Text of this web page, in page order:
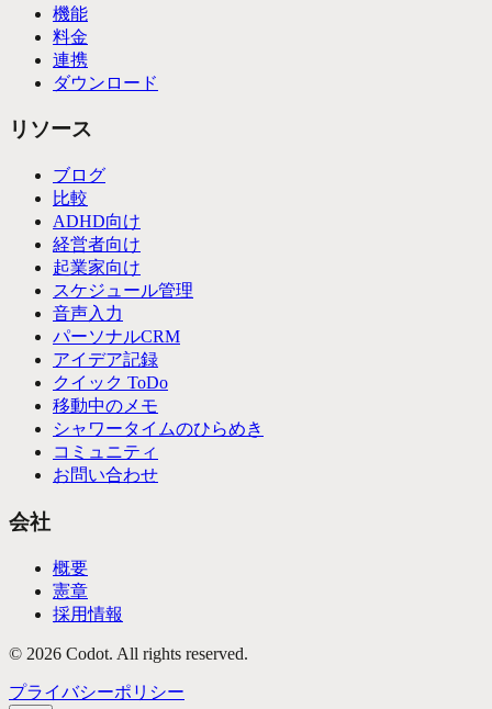
機能
料金
連携
ダウンロード
リソース
ブログ
比較
ADHD向け
経営者向け
起業家向け
スケジュール管理
音声入力
パーソナルCRM
アイデア記録
クイック ToDo
移動中のメモ
シャワータイムのひらめき
コミュニティ
お問い合わせ
会社
概要
憲章
採用情報
© 2026 Codot. All rights reserved.
プライバシーポリシー